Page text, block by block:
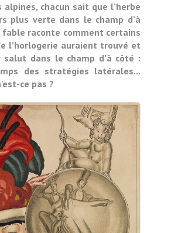
alpines, chacun sait que l’herbe
plus verte dans le champ d’à
fable raconte comment certains
l’horlogerie auraient trouvé et
salut dans le champ d’à côté :
des stratégies latérales...
ce pas ?